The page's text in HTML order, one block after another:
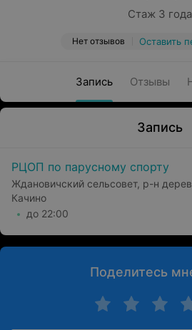
Стаж 3 года
Нет отзывов Оставить
Запись Отзывы
Запись
РЦОП по парусному спорту
Ждановичский сельсовет, р-н
Качино
до 22:00
Поделитесь